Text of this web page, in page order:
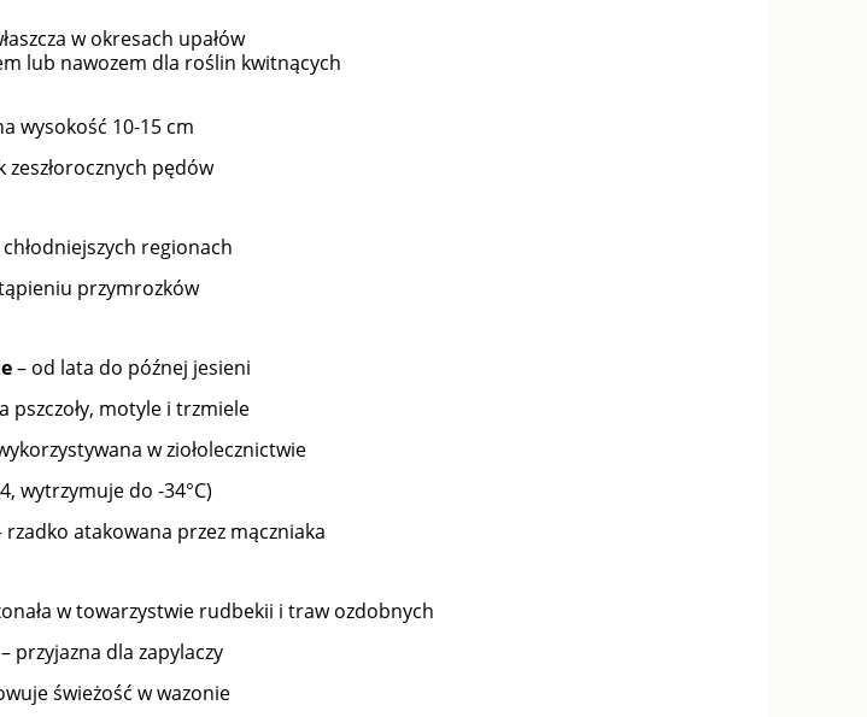
w okresach upałów
lub nawozem dla roślin kwitnących
wysokość 10-15 cm
pędów
regionach
przymrozków
– od lata do późnej jesieni
pszczoły, motyle i trzmiele
w ziołolecznictwie
wytrzymuje do -34°C)
rzadko atakowana przez mączniaka
w towarzystwie rudbekii i traw ozdobnych
– przyjazna dla zapylaczy
świeżość w wazonie